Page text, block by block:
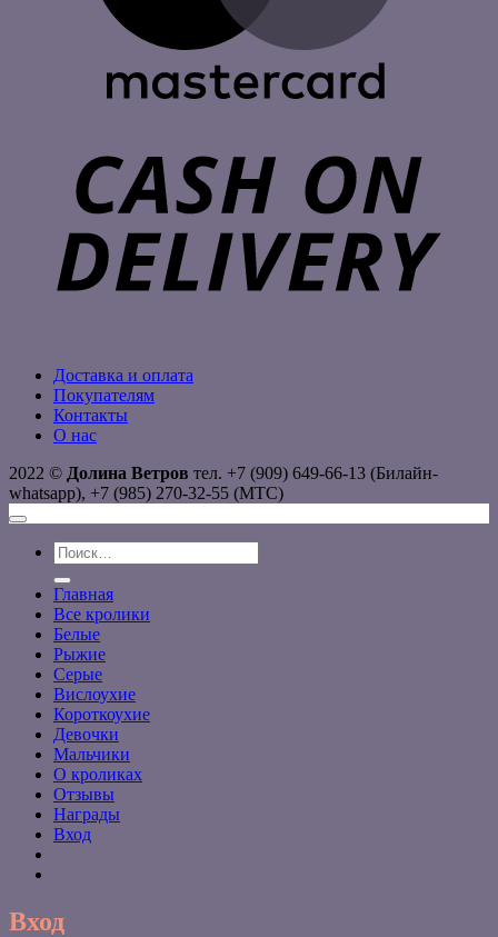
Доставка и оплата
Покупателям
Контакты
О нас
2022 © Долина Ветров тел. +7 (909) 649-66-13 (Билайн-
whatsapp), +7 (985) 270-32-55 (МТС)
Искать:
Главная
Все кролики
Белые
Рыжие
Серые
Вислоухие
Короткоухие
Девочки
Мальчики
О кроликах
Отзывы
Награды
Вход
Вход